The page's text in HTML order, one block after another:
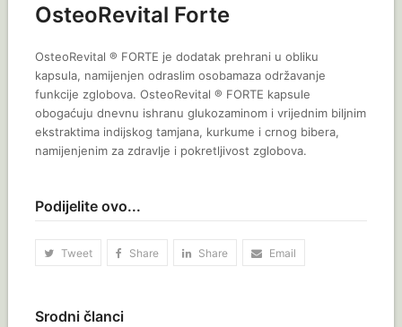
OsteoRevital Forte
OsteoRevital ® FORTE je dodatak prehrani u obliku
kapsula, namijenjen odraslim osobamaza održavanje
funkcije zglobova. OsteoRevital ® FORTE kapsule
obogaćuju dnevnu ishranu glukozaminom i vrijednim biljnim
ekstraktima indijskog tamjana, kurkume i crnog bibera,
namijenjenim za zdravlje i pokretljivost zglobova.
Podijelite ovo...
Tweet Share Share Email
Srodni članci